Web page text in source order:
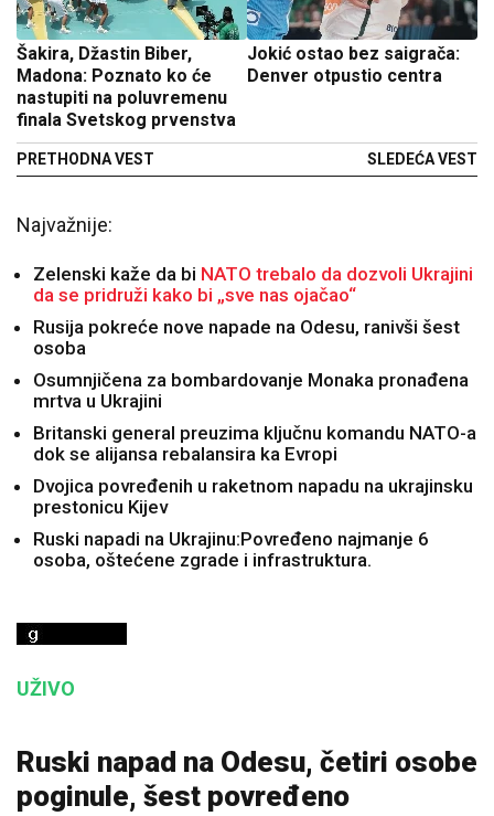
Šakira, Džastin Biber,
Madona: Poznato ko će
nastupiti na poluvremenu
finala Svetskog prvenstva
PRETHODNA VEST
Jokić ostao bez saigrača:
Denver otpustio centra
SLEDEĆA VEST
Najvažnije:
Zelenski kaže da bi NATO trebalo da dozvoli Ukrajini
da se pridruži kako bi „sve nas ojačao“
Rusija pokreće nove napade na Odesu, ranivši šest
osoba
Osumnjičena za bombardovanje Monaka pronađena
mrtva u Ukrajini
Britanski general preuzima ključnu komandu NATO-a
dok se alijansa rebalansira ka Evropi
Dvojica povređenih u raketnom napadu na ukrajinsku
prestonicu Kijev
Ruski napadi na Ukrajinu:Povređeno najmanje 6
osoba, oštećene zgrade i infrastruktura.
UŽIVO
Ruski napad na Odesu, četiri osobe
poginule, šest povređeno